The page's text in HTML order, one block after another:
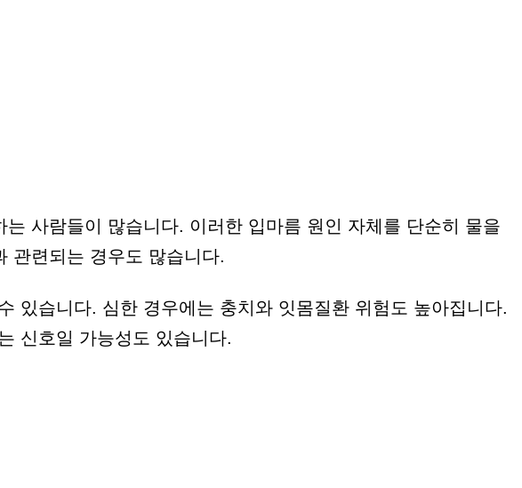
사람들이 많습니다. 이러한 입마름 원인 자체를 단순히 물을
관련되는 경우도 많습니다.
있습니다. 심한 경우에는 충치와 잇몸질환 위험도 높아집니다.
신호일 가능성도 있습니다.